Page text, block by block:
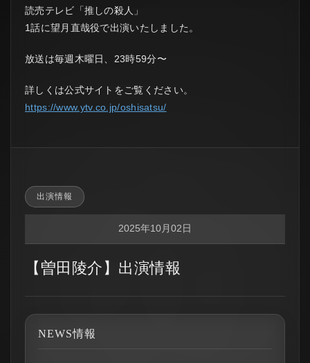
読売テレビ「推しの殺人」
1話に望月直哉役で出演いたしました。
放送は毎週木曜日、23時59分〜
詳しくは公式サイトをご覧ください。
https://www.ytv.co.jp/oshisatsu/
出演情報
2025年10月02日
【曽田陵介】出演情報
NEWS情報